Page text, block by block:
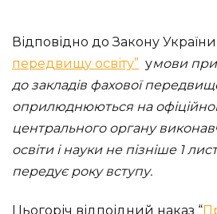
Відповідно до Закону України
передвищу освіту” умови
до закладів фахової
оприлюднюються на
центрального органу
освіти і науки не пізніше 1
передує року вступу.
Цьогоріч відпоідний наказ “